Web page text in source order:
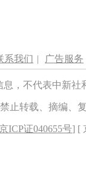
系我们 | 广告服务
息，不代表中新
止转载、摘编、
ICP证040655号] [